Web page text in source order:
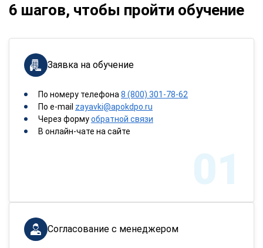
6 шагов, чтобы пройти обучение
Заявка на обучение
По номеру телефона 8 (800) 301-78-62
По e-mail zayavki@apokdpo.ru
Через формуобратной связи
В онлайн-чате на сайте
01
Согласование с менеджером